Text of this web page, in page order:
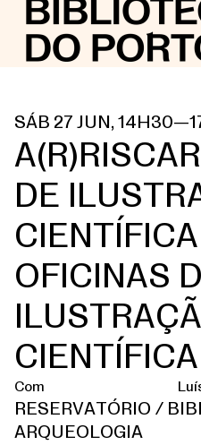
SÁB 27 JUN,
DE
OFICINAS
CIENTÍFICA
Com
RESERVATÓRIO /
ARQUEOLOGIA